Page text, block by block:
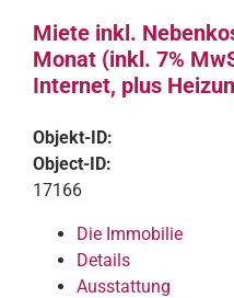
Miete inkl.
Monat (inkl. 7%
Internet, plus
Objekt-ID:
Object-ID:
17166
Die Immobilie
Details
Ausstattung